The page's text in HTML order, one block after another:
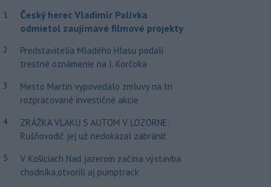
1
Český herec Vladimír Polívka
odmietol zaujímavé filmové projekty
2
Predstavitelia Mladého Hlasu podali
trestné oznámenie na I. Korčoka
3
Mesto Martin vypovedalo zmluvy na tri
rozpracované investičné akcie
4
ZRÁŽKA VLAKU S AUTOM V LOZORNE:
Rušňovodič jej už nedokázal zabrániť
5
V Košiciach Nad jazerom začína výstavba
chodníka,otvorili aj pumptrack